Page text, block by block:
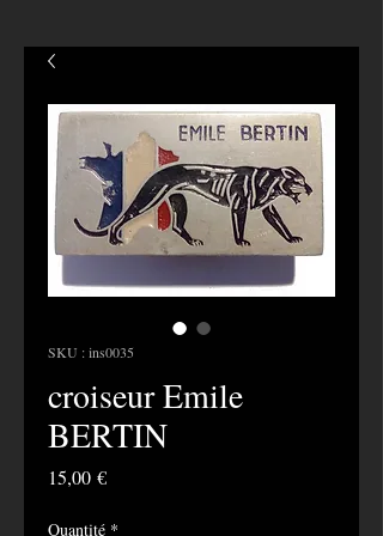
SKU : ins0035
croiseur Emile
BERTIN
15,00 €Prix
Quantité *